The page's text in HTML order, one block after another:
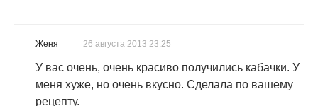
Женя 26 августа 2013 23:25
У вас очень, очень красиво получились кабачки. У
меня хуже, но очень вкусно. Сделала по вашему
рецепту.